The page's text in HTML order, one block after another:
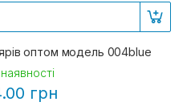
оптом модель 004blue
грн